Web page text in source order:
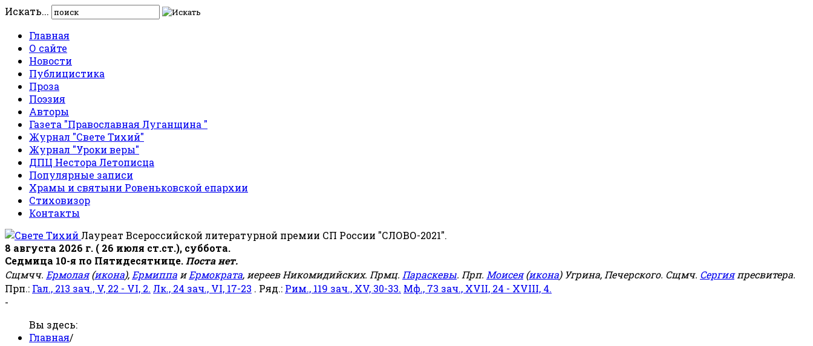
Искать...
Главная
О сайте
Новости
Публицистика
Проза
Поэзия
Авторы
Газета "Православная Луганщина "
Журнал "Свете Тихий"
Журнал "Уроки веры"
ДПЦ Нестора Летописца
Популярные записи
Храмы и святыни Ровеньковской епархии
Стиховизор
Контакты
Лауреат Всероссийской литературной премии СП России "СЛОВО-2021".
8 августа 2026 г. ( 26 июля ст.ст.), суббота.
Седмица 10-я по Пятидесятнице. Поста нет.
Сщмчч. Ермолая(икона), Ермиппа иЕрмократа, иереев Никомидийских. Прмц. Параскевы. Прп. Моисея(икона) Угрина, Печерского. Сщмч. Сергияпресвитера.
Прп.: Гал., 213 зач., V, 22 - VI, 2. Лк., 24 зач., VI, 17-23 . Ряд.: Рим., 119 зач., XV, 30-33. Мф., 73 зач., XVII, 24 - XVIII, 4.
-
Вы здесь:
Главная/